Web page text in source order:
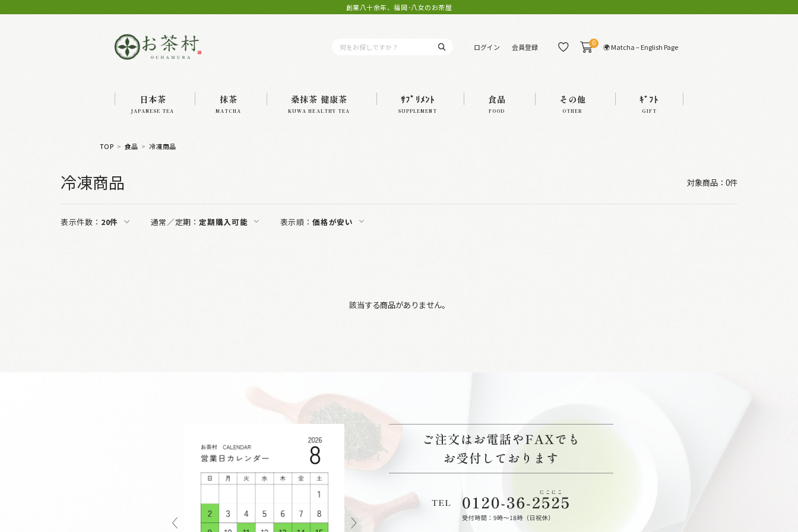
創業八十余年、福岡･八女のお茶屋
ログイン 会員登録 0 🌍 Matcha – English Page
日本茶
JAPANESE TEA
抹茶
MATCHA
桑抹茶 健康茶
KUWA HEALTHY TEA
ｻﾌﾟﾘﾒﾝﾄ
SUPPLEMENT
食品
FOOD
その他
OTHER
ｷﾞﾌﾄ
GIFT
TOP 食品 冷凍商品
冷凍商品 対象商品：0件
表示件数： 20件 通常／定期：定期購入可能 表示順：価格が安い
該当する商品がありません。